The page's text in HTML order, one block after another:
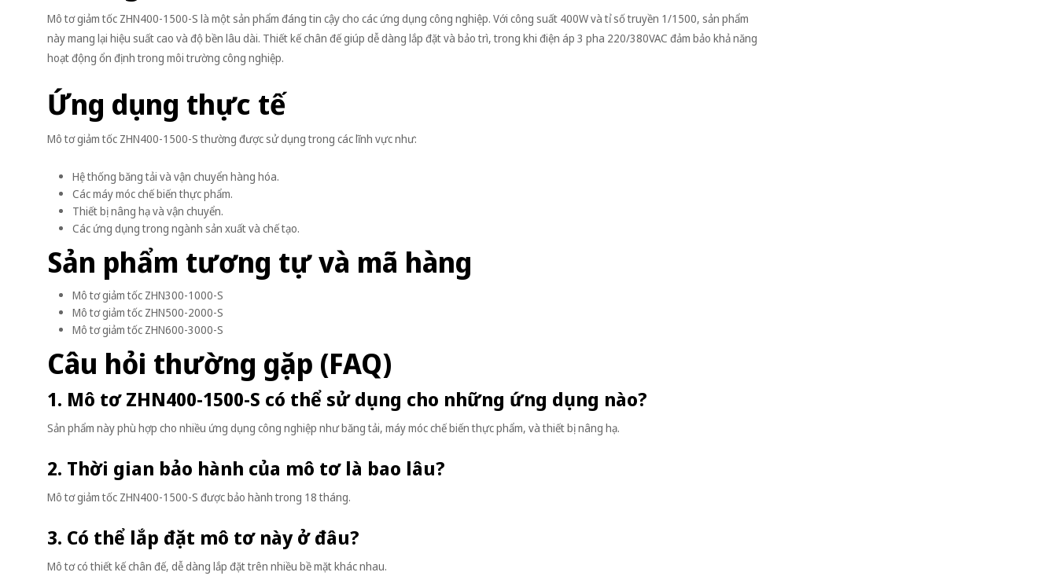
Mô tơ giảm tốc ZHN400-1500-S là một sản phẩm đáng tin cậy cho các ứng dụng công nghiệp. Với công suất 400W và tỉ số truyền 1/1500, sản phẩm
này mang lại hiệu suất cao và độ bền lâu dài. Thiết kế chân đế giúp dễ dàng lắp đặt và bảo trì, trong khi điện áp 3 pha 220/380VAC đảm bảo khả năng
hoạt động ổn định trong môi trường công nghiệp.
Ứng dụng thực tế
Mô tơ giảm tốc ZHN400-1500-S thường được sử dụng trong các lĩnh vực như:
Hệ thống băng tải và vận chuyển hàng hóa.
Các máy móc chế biến thực phẩm.
Thiết bị nâng hạ và vận chuyển.
Các ứng dụng trong ngành sản xuất và chế tạo.
Sản phẩm tương tự và mã hàng
Mô tơ giảm tốc ZHN300-1000-S
Mô tơ giảm tốc ZHN500-2000-S
Mô tơ giảm tốc ZHN600-3000-S
Câu hỏi thường gặp (FAQ)
1. Mô tơ ZHN400-1500-S có thể sử dụng cho những ứng dụng nào?
Sản phẩm này phù hợp cho nhiều ứng dụng công nghiệp như băng tải, máy móc chế biến thực phẩm, và thiết bị nâng hạ.
2. Thời gian bảo hành của mô tơ là bao lâu?
Mô tơ giảm tốc ZHN400-1500-S được bảo hành trong 18 tháng.
3. Có thể lắp đặt mô tơ này ở đâu?
Mô tơ có thiết kế chân đế, dễ dàng lắp đặt trên nhiều bề mặt khác nhau.